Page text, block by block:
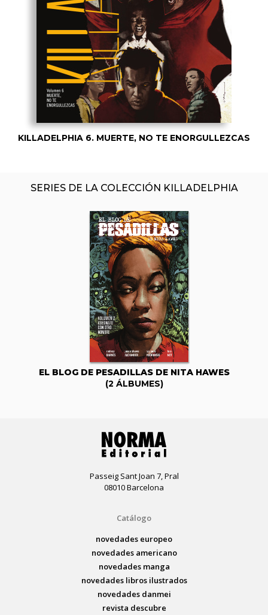
KILLADELPHIA 6. MUERTE, NO TE ENORGULLEZCAS
SERIES DE LA COLECCIÓN KILLADELPHIA
EL BLOG DE PESADILLAS DE NITA HAWES
(2 ÁLBUMES)
Passeig Sant Joan 7, Pral
08010 Barcelona
Catálogo
novedades europeo
novedades americano
novedades manga
novedades libros ilustrados
novedades danmei
revista descubre